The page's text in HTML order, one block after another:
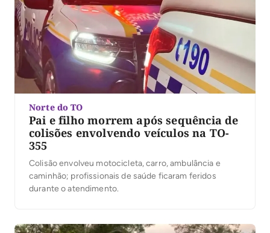
Norte do TO
Pai e filho morrem após sequência de
colisões envolvendo veículos na TO-
355
Colisão envolveu motocicleta, carro, ambulância e
caminhão; profissionais de saúde ficaram feridos
durante o atendimento.